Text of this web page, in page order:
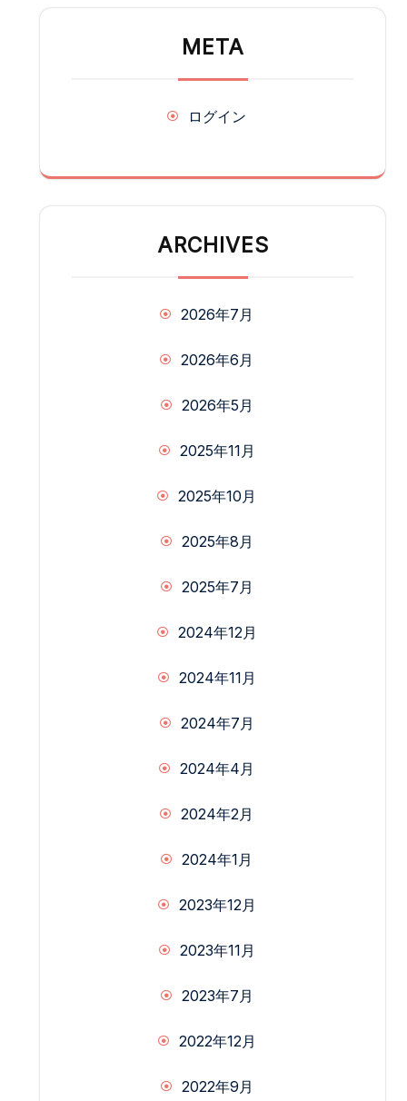
META
ログイン
ARCHIVES
2026年7月
2026年6月
2026年5月
2025年11月
2025年10月
2025年8月
2025年7月
2024年12月
2024年11月
2024年7月
2024年4月
2024年2月
2024年1月
2023年12月
2023年11月
2023年7月
2022年12月
2022年9月